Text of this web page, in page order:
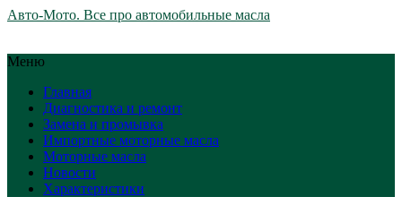
Авто-Мото. Все про автомобильные масла
Меню
Главная
Диагностика и ремонт
Замена и промывка
Импортные моторные масла
Моторные масла
Новости
Характеристики